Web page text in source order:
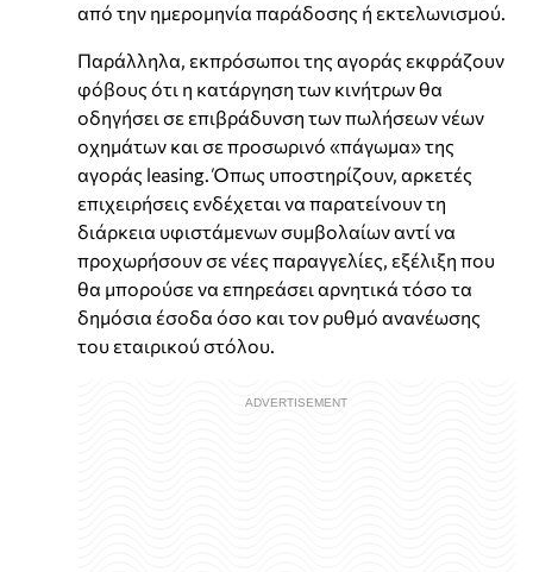
από την ημερομηνία παράδοσης ή εκτελωνισμού.
Παράλληλα, εκπρόσωποι της αγοράς εκφράζουν
φόβους ότι η κατάργηση των κινήτρων θα
οδηγήσει σε επιβράδυνση των πωλήσεων νέων
οχημάτων και σε προσωρινό «πάγωμα» της
αγοράς leasing. Όπως υποστηρίζουν, αρκετές
επιχειρήσεις ενδέχεται να παρατείνουν τη
διάρκεια υφιστάμενων συμβολαίων αντί να
προχωρήσουν σε νέες παραγγελίες, εξέλιξη που
θα μπορούσε να επηρεάσει αρνητικά τόσο τα
δημόσια έσοδα όσο και τον ρυθμό ανανέωσης
του εταιρικού στόλου.